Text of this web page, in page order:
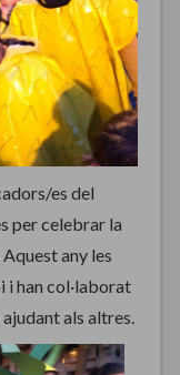
es del
per celebrar la
any les
i han col·laborat
ajudant als altres.